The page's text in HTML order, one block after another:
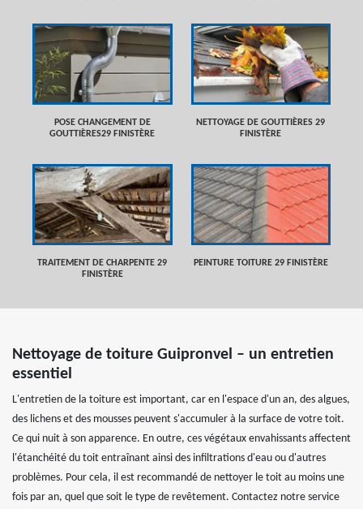
POSE CHANGEMENT DE
GOUTTIÈRES29 FINISTÈRE
NETTOYAGE DE GOUTTIÈRES 29
FINISTÈRE
TRAITEMENT DE CHARPENTE 29
FINISTÈRE
PEINTURE TOITURE 29 FINISTÈRE
Nettoyage de toiture Guipronvel – un entretien
essentiel
L'entretien de la toiture est important, car en l'espace d'un an, des algues,
des lichens et des mousses peuvent s'accumuler à la surface de votre toit.
Ce qui nuit à son apparence. En outre, ces végétaux envahissants affectent
l'étanchéité du toit entraînant ainsi des infiltrations d'eau ou d'autres
problèmes. Pour cela, il est recommandé de nettoyer le toit au moins une
fois par an, quel que soit le type de revêtement. Contactez notre service